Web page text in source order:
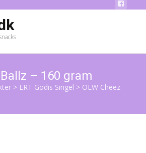
– 160 gram
> ERT Godis Singel > OLW Cheez